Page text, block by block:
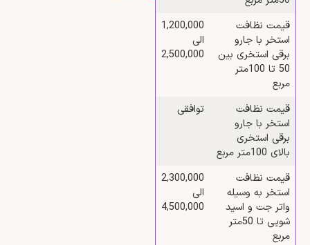
قیمت نظافت
استخر با جارو
برقی استخری بین
50 تا 100متر
مربع
1,200,000
الی
2,500,000
قیمت نظافت
استخر با جارو
برقی استخری
بالای 100متر مربع
توافقی
قیمت نظافت
استخر به وسیله
واتر جت و اسید
شویی تا 50متر
مربع
2,300,000
الی
4,500,000